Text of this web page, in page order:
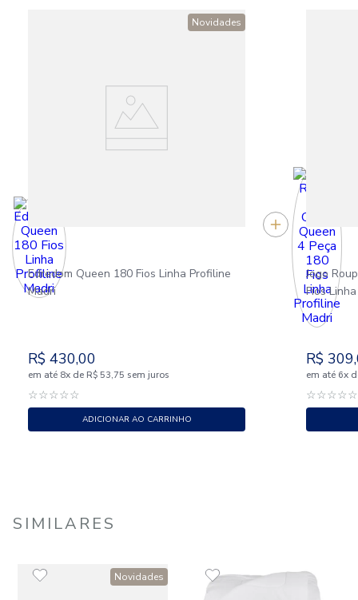
Novidades
Edredom Queen 180 Fios Linha Profiline
Madri
R$ 430,00
em até 8x de R$ 53,75 sem juros
☆☆☆☆☆
ADICIONAR AO CARRINHO
Jogo
Fios
R$ 309,
em até 6x
☆☆☆☆☆
SIMILARES
Novidades